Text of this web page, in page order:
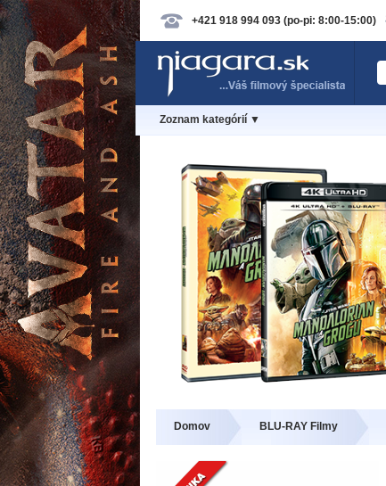
+421 918 994 093 (po-pi: 8:00-15:00)
Zoznam kategórií ▼
Domov BLU-RAY Filmy